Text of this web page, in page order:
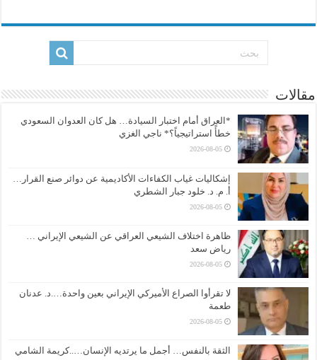
مقالات
*العراق أمام اختبار السيادة… هل كان العدوان السعودي
خطأً استراتيجياً؟* ناجي الغزي
2026-08-05
إشكاليات غياب الكفاءات الأكاديمية عن دوائر صنع القرار…
أ. م. د. خلود جبار الشطري
2026-08-05
ظاهرة اختلاف الشيعي العراقي عن الشيعي الإيراني …
رياض سعد
2026-08-05
لا تقرأوا الصراع الأميركي الإيراني بعين واحدة….د. عدنان
طعمة
2026-08-05
الثقة بالنفس… أجمل ما يرتديه الإنسان…..كريمة الشامي